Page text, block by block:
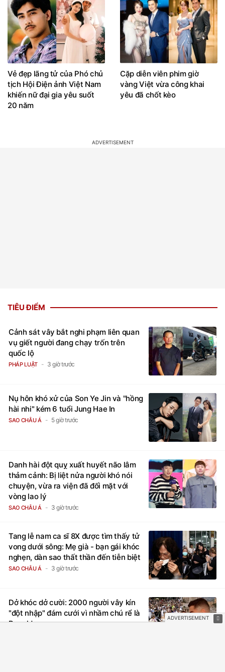
Vẻ đẹp lãng tử của Phó chủ
tịch Hội Điện ảnh Việt Nam
khiến nữ đại gia yêu suốt
20 năm
Cặp diễn viên phim giờ
vàng Việt vừa công khai
yêu đã chốt kèo
TIÊU ĐIỂM
Cảnh sát vây bắt nghi phạm liên quan
vụ giết người đang chạy trốn trên
quốc lộ
PHÁP LUẬT 3 giờ trước
Nụ hôn khó xử của Son Ye Jin và "hồng
hài nhi" kém 6 tuổi Jung Hae In
SAO CHÂU Á 5 giờ trước
Danh hài đột quỵ xuất huyết não lâm
thảm cảnh: Bị liệt nửa người khó nói
chuyện, vừa ra viện đã đối mặt với
vòng lao lý
SAO CHÂU Á 3 giờ trước
Tang lễ nam ca sĩ 8X được tìm thấy tử
vong dưới sông: Mẹ già - bạn gái khóc
nghẹn, dàn sao thất thần đến tiễn biệt
SAO CHÂU Á 3 giờ trước
Dở khóc dở cười: 2000 người vây kín
"đột nhập" đám cưới vì nhầm chú rể là
Ronaldo